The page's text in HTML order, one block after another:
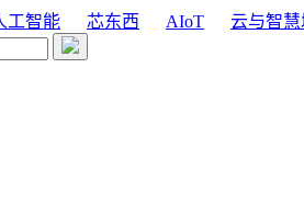
工智能 芯东西 AIoT 云与智